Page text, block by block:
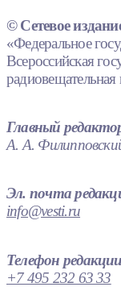
© Сетевое
«Федеральное
Всероссийская
Главный
А. А.
Эл. почта
info@vesti.ru
Телефон редакции
+7 495 232 63 33